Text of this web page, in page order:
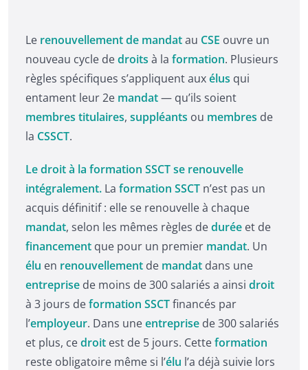
Le renouvellement de mandatau CSE ouvre un
nouveau cycle dedroits à la formation. Plusieurs
règles spécifiques s’appliquent auxélus qui
entament leur 2e mandat— qu’ils soient
membres titulaires, suppléants ou membres de
la CSSCT.
Le droit à la formation SSCT se renouvelle
intégralement. La formation SSCT n’est pas un
acquis définitif : elle se renouvelle à chaque
mandat, selon les mêmes règles dedurée et de
financement que pour un premier mandat. Un
élu en renouvellement de mandat dans une
entreprise de moins de 300 salariés a ainsi droit
à 3 jours deformation SSCTfinancés par
l’employeur. Dans uneentreprise de 300 salariés
et plus, cedroit est de 5 jours. Cetteformation
reste obligatoire même si l’élu l’a déjà suivie lors